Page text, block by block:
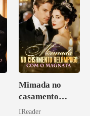
Mimada no
casamento
relâmpago com
IReader